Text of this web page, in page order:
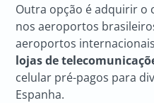
Outra opção é adquirir o
nos aeroportos
aeroportos
lojas de
celular pré-pagos para
Espanha.